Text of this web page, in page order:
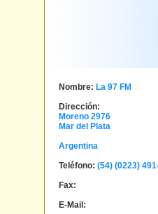
Nombre: La 97 FM
Dirección:
Moreno 2976
Mar del Plata
Argentina
Teléfono: (54) (0223)
Fax:
E-Mail: